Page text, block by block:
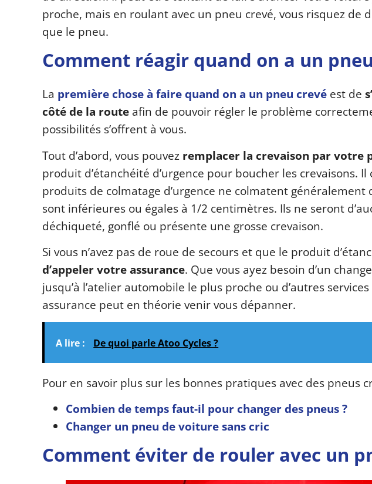
proche, mais en roulant avec un pneu crevé, vous risquez
que le pneu.
Comment réagir quand on a un
La première chose à faire quand on a un pneu crevé est de
côté de la route afin de pouvoir régler le problème
possibilités s’offrent à vous.
Tout d’abord, vous pouvez remplacer la crevaison par votre
produit d’étanchéité d’urgence pour boucher les crevaisons.
produits de colmatage d’urgence ne colmatent
sont inférieures ou égales à 1/2 centimètres. Ils ne seront
déchiqueté, gonflé ou présente une grosse crevaison.
Si vous n’avez pas de roue de secours et que le produit
d’appeler votre assurance. Que vous ayez besoin d’un
jusqu’à l’atelier automobile le plus proche ou d’autres
assurance peut en théorie venir vous dépanner.
A lire : De quoi parle Atoo Cycles ?
Pour en savoir plus sur les bonnes pratiques avec des pneus
Combien de temps faut-il pour changer des pneus ?
Changer un pneu de voiture sans cric
Comment éviter de rouler avec un